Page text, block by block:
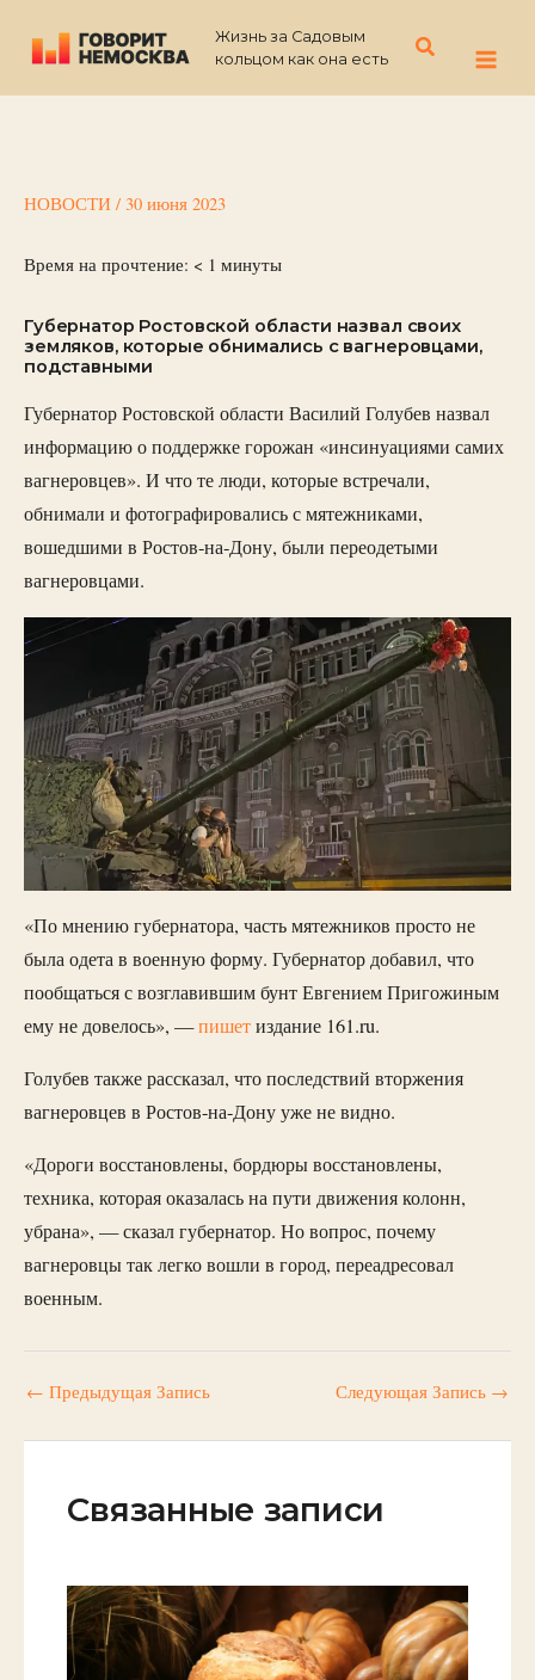
содержимому
Жизнь за Садовым
кольцом как она есть
Поиск
НОВОСТИ / 30 июня 2023
Время на прочтение: < 1 минуты
Губернатор Ростовской области назвал своих
земляков, которые обнимались с вагнеровцами,
подставными
Губернатор Ростовской области Василий Голубев назвал
информацию о поддержке горожан «инсинуациями самих
вагнеровцев». И что те люди, которые встречали,
обнимали и фотографировались с мятежниками,
вошедшими в Ростов-на-Дону, были переодетыми
вагнеровцами.
«По мнению губернатора, часть мятежников просто не
была одета в военную форму. Губернатор добавил, что
пообщаться с возглавившим бунт Евгением Пригожиным
ему не довелось», —пишетиздание 161.ru.
Голубев также рассказал, что последствий вторжения
вагнеровцев в Ростов-на-Дону уже не видно.
«Дороги восстановлены, бордюры восстановлены,
техника, которая оказалась на пути движения колонн,
убрана», — сказал губернатор. Но вопрос, почему
вагнеровцы так легко вошли в город, переадресовал
военным.
← Предыдущая Запись Следующая Запись →
Связанные записи